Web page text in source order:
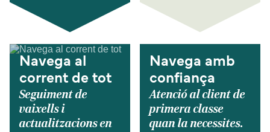
Navega al
corrent de tot
Seguiment de
vaixells i
actualitzacions en
Navega amb
confiança
Atenció al client de
primera classe
quan la necessites.